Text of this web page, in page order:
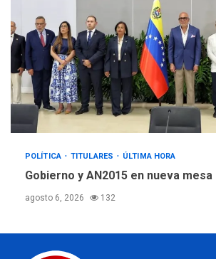
POLÍTICA TITULARES ÚLTIMA HORA
Gobierno y AN2015 en nueva
agosto 6, 2026 132